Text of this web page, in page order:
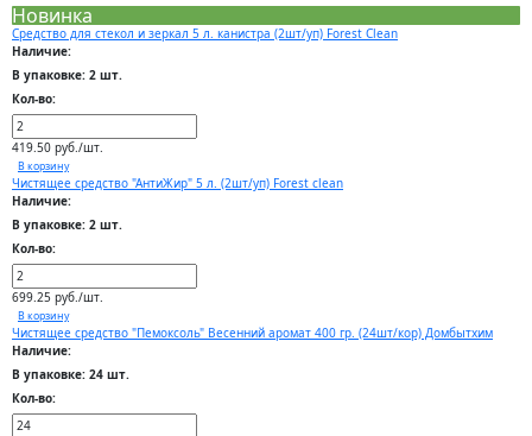
Новинка
Средство для стекол и зеркал 5 л. канистра (2шт/уп) Forest Clean
Наличие:
В упаковке: 2 шт.
Кол-во:
419.50 руб./шт.
В корзину
Чистящее средство "АнтиЖир" 5 л. (2шт/уп) Forest clean
Наличие:
В упаковке: 2 шт.
Кол-во:
699.25 руб./шт.
В корзину
Чистящее средство "Пемоксоль" Весенний аромат 400 гр. (24шт/кор) Домбытхим
Наличие:
В упаковке: 24 шт.
Кол-во: